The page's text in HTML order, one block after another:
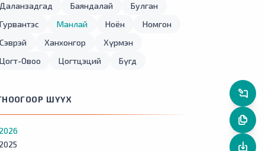
Даланзадгад
Баяндалай
Булган
Гурвантэс
Манлай Ноён
Номгон
Сэврэй
Ханхонгор
Хүрмэн
Цогт-Овоо
Цогтцэций Бүгд
ШҮҮХ